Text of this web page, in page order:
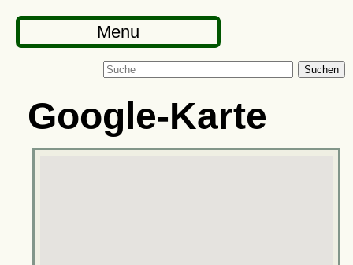
Menu
Suchen
Google-Karte